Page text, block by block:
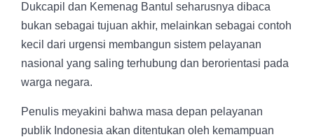
Dukcapil dan Kemenag Bantul seharusnya dibaca
bukan sebagai tujuan akhir, melainkan sebagai contoh
kecil dari urgensi membangun sistem pelayanan
nasional yang saling terhubung dan berorientasi pada
warga negara.
Penulis meyakini bahwa masa depan pelayanan
publik Indonesia akan ditentukan oleh kemampuan